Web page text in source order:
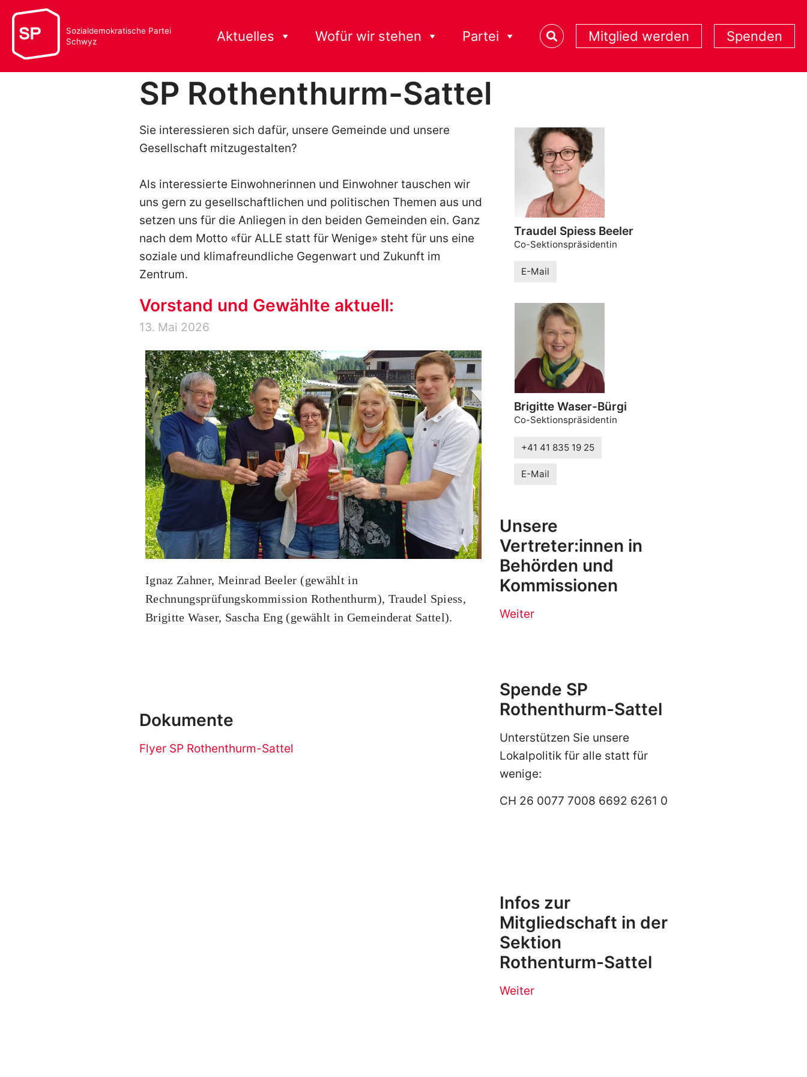
Sozialdemokratische Partei
Schwyz
Aktuelles Wofür wir stehen Partei Mitglied werden Spenden
SP Rothenthurm-Sattel
Sie interessieren sich dafür, unsere Gemeinde und unsere
Gesellschaft mitzugestalten?
Als interessierte Einwohnerinnen und Einwohner tauschen wir
uns gern zu gesellschaftlichen und politischen Themen aus und
setzen uns für die Anliegen in den beiden Gemeinden ein. Ganz
nach dem Motto «für ALLE statt für Wenige» steht für uns eine
soziale und klimafreundliche Gegenwart und Zukunft im
Zentrum.
Vorstand und Gewählte aktuell:
13. Mai 2026
Ignaz Zahner, Meinrad Beeler (gewählt in
Rechnungsprüfungskommission Rothenthurm), Traudel Spiess,
Brigitte Waser, Sascha Eng (gewählt in Gemeinderat Sattel).
Dokumente
Flyer SP Rothenthurm-Sattel
Traudel Spiess Beeler
Co-Sektionspräsidentin
E-Mail
Brigitte Waser-Bürgi
Co-Sektionspräsidentin
+41 41 835 19 25
E-Mail
Unsere
Vertreter:innen in
Behörden und
Kommissionen
Weiter
Spende SP
Rothenthurm-Sattel
Unterstützen Sie unsere
Lokalpolitik für alle statt für
wenige:
CH 26 0077 7008 6692 6261 0
Infos zur
Mitgliedschaft in der
Sektion
Rothenturm-Sattel
Weiter